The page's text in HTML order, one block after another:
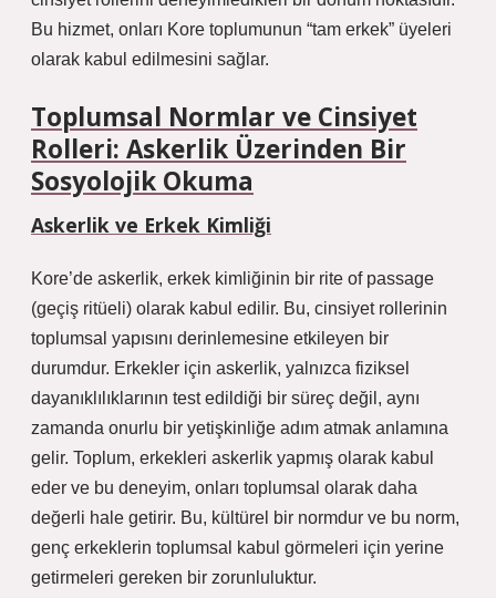
Bu hizmet, onları Kore toplumunun “tam erkek” üyeleri
olarak kabul edilmesini sağlar.
Toplumsal Normlar ve Cinsiyet
Rolleri: Askerlik Üzerinden Bir
Sosyolojik Okuma
Askerlik ve Erkek Kimliği
Kore’de askerlik, erkek kimliğinin bir rite of passage
(geçiş ritüeli) olarak kabul edilir. Bu, cinsiyet rollerinin
toplumsal yapısını derinlemesine etkileyen bir
durumdur. Erkekler için askerlik, yalnızca fiziksel
dayanıklılıklarının test edildiği bir süreç değil, aynı
zamanda onurlu bir yetişkinliğe adım atmak anlamına
gelir. Toplum, erkekleri askerlik yapmış olarak kabul
eder ve bu deneyim, onları toplumsal olarak daha
değerli hale getirir. Bu, kültürel bir normdur ve bu norm,
genç erkeklerin toplumsal kabul görmeleri için yerine
getirmeleri gereken bir zorunluluktur.